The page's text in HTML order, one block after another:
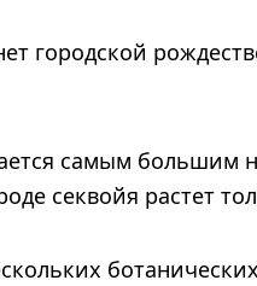
городской
самым большим
секвойя растет